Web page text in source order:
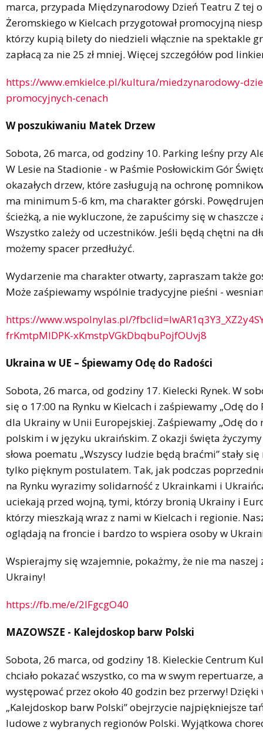
marca, przypada Międzynarodowy Dzień Teatru Z tej
Żeromskiego w Kielcach przygotował promocyjną
którzy kupią bilety do niedzieli włącznie na spektakle
zapłacą za nie 25 zł mniej. Więcej szczegółów pod
https://www.emkielce.pl/kultura/miedzynarodowy-
promocyjnych-cenach
W poszukiwaniu Matek Drzew
Sobota, 26 marca, od godziny 10. Parking leśny przy
W Lesie na Stadionie - w Paśmie Posłowickim Gór
okazałych drzew, które zasługują na ochronę
ma minimum 5-6 km, ma charakter górski.
ścieżką, a nie wykluczone, że zapuścimy się w
Wszystko zależy od uczestników. Jeśli będą chętni na
możemy spacer przedłużyć.
Wydarzenie ma charakter otwarty, zapraszam także
Może zaśpiewamy wspólnie tradycyjne pieśni -
https://www.wspolnylas.pl/
frKmtpMIDPK-xKmstpVGkDbqbuPojfOUvj8
Ukraina w UE – Śpiewamy Odę do Radości
Sobota, 26 marca, od godziny 17. Kielecki Rynek. W
się o 17:00 na Rynku w Kielcach i zaśpiewamy „Odę do
dla Ukrainy w Unii Europejskiej. Zaśpiewamy „Odę do
polskim i w języku ukraińskim. Z okazji święta
słowa poematu „Wszyscy ludzie będą braćmi” stały
tylko pięknym postulatem. Tak, jak podczas
na Rynku wyrazimy solidarność z Ukrainkami i
uciekają przed wojną, tymi, którzy bronią Ukrainy i
którzy mieszkają wraz z nami w Kielcach i regionie.
oglądają na froncie i bardzo to wspiera osoby w
Wspierajmy się wzajemnie, pokażmy, że nie ma naszej
Ukrainy!
https://fb.me/e/2lFgcgO40
MAZOWSZE - Kalejdoskop barw Polski
Sobota, 26 marca, od godziny 18. Kieleckie Centrum
chciało pokazać wszystko, co ma w swym
występować przez około 40 godzin bez przerwy!
„Kalejdoskop barw Polski” obejrzycie najpiękniejsze
ludowe z wybranych regionów Polski. Wyjątkowa